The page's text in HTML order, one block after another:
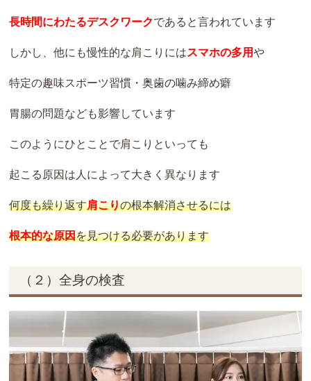
長時間にわたるデスクワークであると言われています
しかし、他にも慢性的な肩こりにはスマホの多用や
特定の趣味スポーツ習慣・奥歯の噛み締め癖
胃腸の問題なども影響しています
このようにひとことで肩こりといっても
起こる原因は人によって大きく異なります
何度も繰り返す肩こりの根本解消させるには
根本的な原因を見つける必要があります
（２）全身の検査